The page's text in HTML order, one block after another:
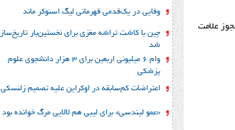
علامت
وفایی در یک‎‌قدمی قهرمانی لیگ اسنوکر ماند
چین با کاشت تراشه مغزی برای نخستین‌بار تاریخ‌ساز
شد
وام ۶ میلیونی اربعین برای ۳ هزار دانشجوی علوم
پزشکی
اعتراضات کم‌سابقه در اوکراین علیه تصمیم زلنسکی
«عمو لیندسی» برای لیبی هم لالایی مرگ خوانده بود